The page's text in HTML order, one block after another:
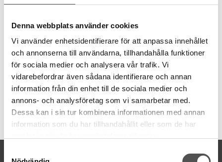
Denna webbplats använder cookies
Vi använder enhetsidentifierare för att anpassa innehållet
och annonserna till användarna, tillhandahålla funktioner
för sociala medier och analysera vår trafik. Vi
vidarebefordrar även sådana identifierare och annan
information från din enhet till de sociala medier och
annons- och analysföretag som vi samarbetar med.
Dessa kan i sin tur kombinera informationen med annan
information som du har tillhandahållit eller som de har
Grovlek 30
300 meter
Tvättbar 95°C
Använd endast som övertråd
Använd en tunn undertråd
Använd Topstichnål Nr 90
Artikelnummer:
709743-1149